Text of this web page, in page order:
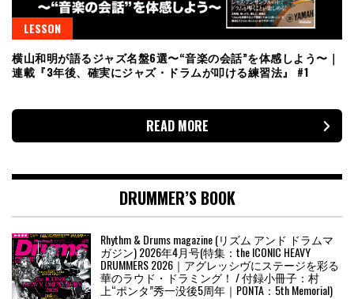
LESSON
横山和明が語るジャズ名盤6選〜“音楽の会話”を体感しよう〜｜
連載『3年後、確実にジャズ・ドラムが叩ける練習法』 #1
READ MORE
DRUMMER’S BOOK
Rhythm & Drums magazine (リズム アンド ドラムマ
ガジン) 2026年4月号(特集：the ICONIC HEAVY
DRUMMERS 2026｜アグレッシヴにステージを彩る
華のラウド・ドラミング！ / 付録小冊子：村
上“ポンタ”秀一没後5周年｜PONTA：5th Memorial)